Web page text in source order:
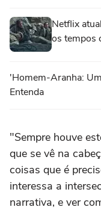
Netflix
os tempos
'Homem-Aranha:
Entenda
"Sempre houve
que se vê na
coisas que é
interessa a
narrativa, e ver